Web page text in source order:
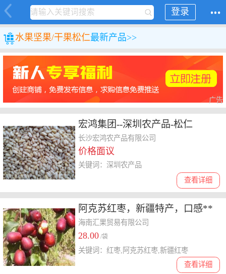
登录
水果坚果/干果松仁最新产品>>
广告
宏鸿集团--深圳农产品-松仁
长沙宏鸿农产品有限公司
价格面议
查看详细
关键词：深圳农产品
阿克苏红枣，新疆特产，口感**
好
海南汇果贸易有限公司
28.00 /袋
查看详细
关键词：红枣,阿克苏红枣,新疆红枣